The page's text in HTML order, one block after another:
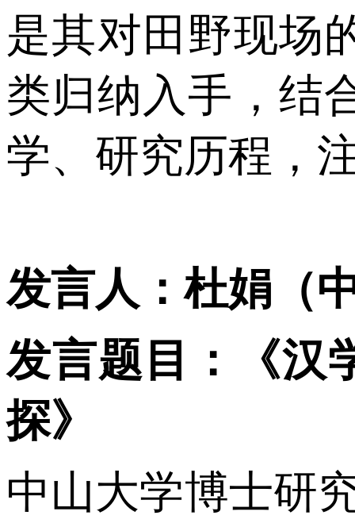
是其对田野现场
类归纳入手，结
学、研究历程，
发言人：杜娟（
发言题目：《汉
探》
中山大学博士研